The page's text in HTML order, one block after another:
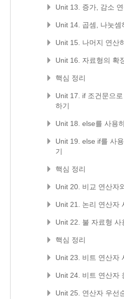
Unit 13. 증가, 감소
Unit 14. 곱셈, 나눗셈
Unit 15. 나머지 연산
Unit 16. 자료형의 확
핵심 정리
Unit 17. if 조건문으
하기
Unit 18. else를 사용
Unit 19. else if를 사
기
핵심 정리
Unit 20. 비교 연산자
Unit 21. 논리 연산자
Unit 22. 불 자료형 사
핵심 정리
Unit 23. 비트 연산자
Unit 24. 비트 연산자
Unit 25. 연산자 우선